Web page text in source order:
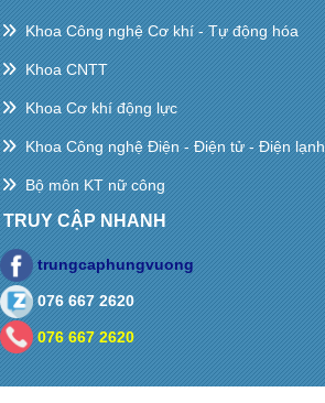
Khoa Công nghệ Cơ khí - Tự động hóa
Khoa CNTT
Khoa Cơ khí động lực
Khoa Công nghệ Điện - Điện tử - Điện lạnh
Bộ môn KT nữ công
TRUY CẬP NHANH
trungcaphungvuong
076 667 2620
076 667 2620